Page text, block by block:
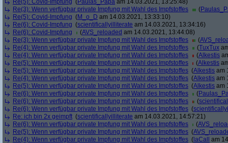
Re(5): Covid-Impfung (Paulas_Papa am 14.03.2021, 13:25:48)
Re(3): Wenn verfügbar private Impfung mit Wahl des Impfstoffes
(
Re(5): Covid-Impfung (M_o_D am 14.03.2021, 13:33:10)
Re(6): Covid-Impfung (scientificallyilliterate am 14.03.2021, 13:34:16)
Re(6): Covid-Impfung
(AVS_reloaded am 14.03.2021, 13:44:08)
Re(3): Wenn verfügbar private Impfung mit Wahl des Impfstoffes
(
Re(4): Wenn verfügbar private Impfung mit Wahl des Impfstoffes
(TuxTux
Re(4): Wenn verfügbar private Impfung mit Wahl des Impfstoffes
(Alkestis
Re(5): Wenn verfügbar private Impfung mit Wahl des Impfstoffes
(Alkestis
Re(5): Wenn verfügbar private Impfung mit Wahl des Impfstoffes (Alkestis am
Re(4): Wenn verfügbar private Impfung mit Wahl des Impfstoffes (Alkestis am
Re(5): Wenn verfügbar private Impfung mit Wahl des Impfstoffes (Alkestis am
Re(6): Wenn verfügbar private Impfung mit Wahl des Impfstoffes
(
Re(6): Wenn verfügbar private Impfung mit Wahl des Impfstoffes
(
Re(6): Wenn verfügbar private Impfung mit Wahl des Impfstoffes (
Re: ich bin 2x geimpft (scientificallyilliterate am 14.03.2021, 14:57:21)
Re(6): Wenn verfügbar private Impfung mit Wahl des Impfstoffes
(
Re(5): Wenn verfügbar private Impfung mit Wahl des Impfstoffes (
Re(4): Wenn verfügbar private Impfung mit Wahl des Impfstoffes ( laCall
am